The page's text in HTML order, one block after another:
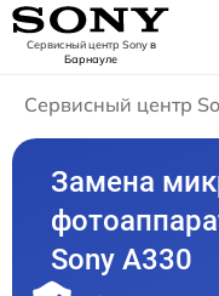
Сервисный центр Sonyв
Барнауле
Сервисный центр
Замена
Sony A330